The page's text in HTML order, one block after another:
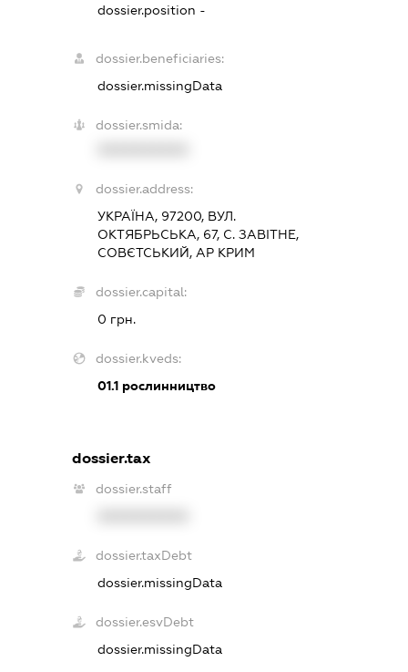
dossier.position -
dossier.beneficiaries:
dossier.missingData
dossier.smida:
dossier.address:
УКРАЇНА, 97200, ВУЛ.
ОКТЯБРЬСЬКА, 67, С. ЗАВІТНЕ,
СОВЄТСЬКИЙ, АР КРИМ
dossier.capital:
0 грн.
dossier.kveds:
01.1рослинництво
dossier.tax
dossier.staff
dossier.taxDebt
dossier.missingData
dossier.esvDebt
dossier.missingData